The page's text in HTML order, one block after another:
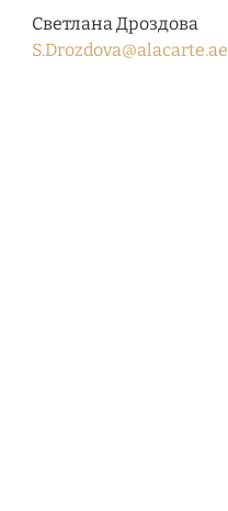
Светлана Дроздова
S.Drozdova@alacarte.ae